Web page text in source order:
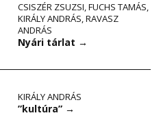
CSISZÉR ZSUZSI,FUCHS TAMÁS,
KIRÁLY ANDRÁS,RAVASZ
ANDRÁS
Nyári tárlat →
KIRÁLY ANDRÁS
”kultúra” →